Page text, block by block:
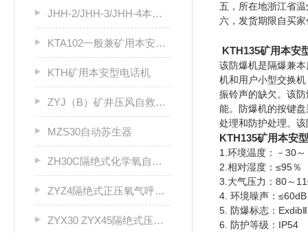
JHH-2/JHH-3/JHH-4本安电路用接线盒
KTA102一般兼矿用本安型电话耦合器
KTH矿用本安型电话机
ZYJ（B）矿井压风自救装置
MZS30自动苏生器
ZH30C隔绝式化学氧自救器
ZYZ4隔绝式正压氧气呼吸器
ZYX30 ZYX45隔绝式压缩氧气自救器
五，所在地浙江省
六，发货期限自买
KTH135矿用本安
该防爆机是隔爆兼
机和用户小型交换
振铃声的缺欠。该
能。防爆机的按键
处理和防护处理。
KTH135矿用本安
1.环境温度：－30
2.相对湿度：≤95％
3.大气压力：80～
4. 环境噪声：≤60dB
5. 防爆标志：
6. 防护等级：IP54